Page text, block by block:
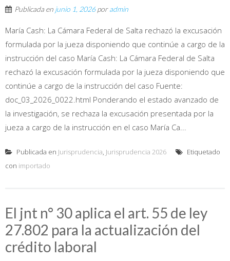
Publicada en junio 1, 2026poradmin
María Cash: La Cámara Federal de Salta rechazó la excusación
formulada por la jueza disponiendo que continúe a cargo de la
instrucción del caso María Cash: La Cámara Federal de Salta
rechazó la excusación formulada por la jueza disponiendo que
continúe a cargo de la instrucción del caso Fuente:
doc_03_2026_0022.html Ponderando el estado avanzado de
la investigación, se rechaza la excusación presentada por la
jueza a cargo de la instrucción en el caso María Ca...
Publicada en Jurisprudencia, Jurisprudencia 2026
Etiquetado
con importado
El jnt n° 30 aplica el art. 55 de ley
27.802 para la actualización del
crédito laboral